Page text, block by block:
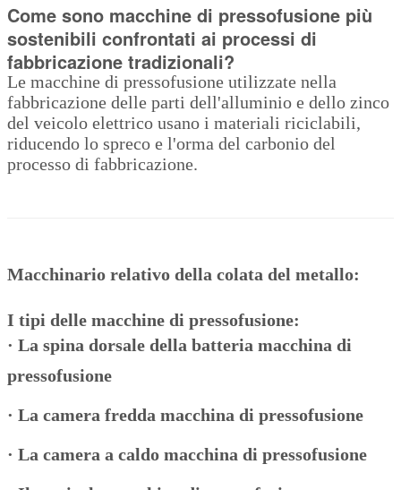
Come sono macchine di pressofusione più
sostenibili confrontati ai processi di
fabbricazione tradizionali?
Le macchine di pressofusione utilizzate nella
fabbricazione delle parti dell'alluminio e dello zinco
del veicolo elettrico usano i materiali riciclabili,
riducendo lo spreco e l'orma del carbonio del
processo di fabbricazione.
Macchinario relativo della colata del metallo:
I tipi delle macchine di pressofusione:
· La spina dorsale della batteria macchina di
pressofusione
· La camera fredda macchina di pressofusione
· La camera a caldo macchina di pressofusione